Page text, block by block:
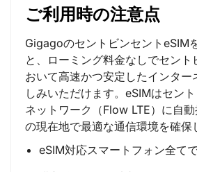
ご利用時の注意点
GigagoのセントビンセントeSIM
と、ローミング料金なしでセント
おいて高速かつ安定したインター
しみいただけます。eSIMはセン
ネットワーク（Flow LTE）に自
の現在地で最適な通信環境を確保
eSIM対応スマートフォン全て